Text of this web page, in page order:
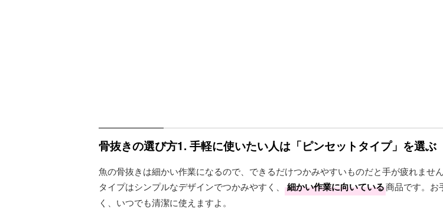
骨抜きの選び方1. 手軽に使いたい人は「ピンセットタイプ」を選ぶ
魚の骨抜きは細かい作業になるので、できるだけつかみやすいものだと手が疲れませ
タイプはシンプルなデザインでつかみやすく、
細かい作業に向いている商品です。お
く、いつでも清潔に使えますよ。